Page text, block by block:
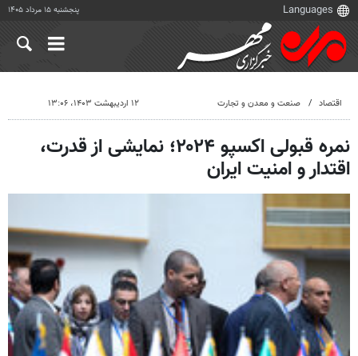
پنجشنبه ۱۵ مرداد ۱۴۰۵
اقتصاد صنعت و معدن و تجارت ۱۲ اردیبهشت ۱۴۰۳، ۱۳:۰۶
نمره قبولی اکسپو ۲۰۲۴؛ نمایشی از قدرت،
اقتدار و امنیت ایران